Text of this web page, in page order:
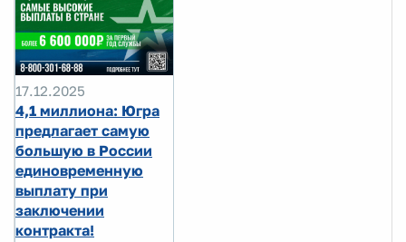
17.12.2025
4,1 миллиона: Югра
предлагает самую
большую в России
единовременную
выплату при
заключении
контракта!